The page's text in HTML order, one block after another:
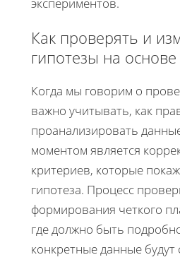
Как проверять и
гипотезы на
Когда мы говорим о
важно учитывать, как
проанализировать
моментом является
критериев, которые
гипотеза. Процесс
формирования четкого
где должно быть
конкретные данные будут